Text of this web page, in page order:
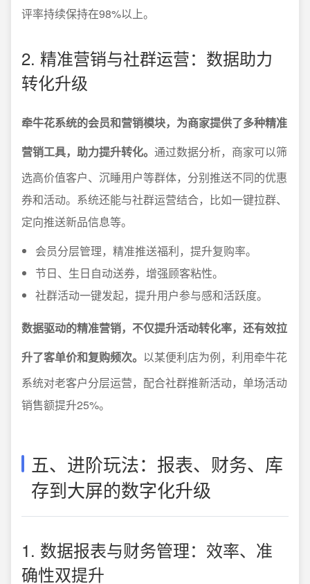
评率持续保持在98%以上。
2. 精准营销与社群运营：数据助力
转化升级
牵牛花系统的会员和营销模块，为商家提供了多种精准
营销工具，助力提升转化。 通过数据分析，商家可以筛
选高价值客户、沉睡用户等群体，分别推送不同的优惠
券和活动。系统还能与社群运营结合，比如一键拉群、
定向推送新品信息等。
会员分层管理，精准推送福利，提升复购率。
节日、生日自动送券，增强顾客粘性。
社群活动一键发起，提升用户参与感和活跃度。
数据驱动的精准营销，不仅提升活动转化率，还有效拉
升了客单价和复购频次。 以某便利店为例，利用牵牛花
系统对老客户分层运营，配合社群推新活动，单场活动
销售额提升25%。
五、进阶玩法：报表、财务、库
存到大屏的数字化升级
1. 数据报表与财务管理：效率、准
确性双提升